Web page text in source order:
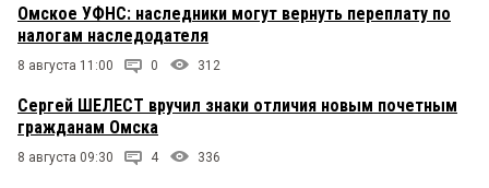
Омское УФНС: наследники могут вернуть переплату по
налогам наследодателя
8 августа 11:00 0 312
Сергей ШЕЛЕСТ вручил знаки отличия новым почетным
гражданам Омска
8 августа 09:30 4 336